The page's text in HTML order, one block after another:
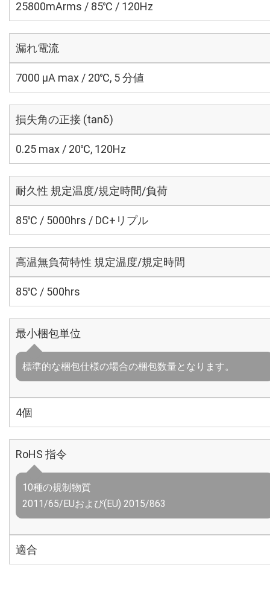
25800mArms / 85℃ / 120Hz
漏れ電流
7000 μA max / 20℃, 5 分値
損失角の正接 (tanδ)
0.25 max / 20℃, 120Hz
耐久性 規定温度/規定時間/負荷
85℃ / 5000hrs / DC+リプル
高温無負荷特性 規定温度/規定時間
85℃ / 500hrs
最小梱包単位
標準的な梱包仕様の場合の梱包数量となります。
4個
RoHS 指令
10種の規制物質
2011/65/EUおよび(EU) 2015/863
適合